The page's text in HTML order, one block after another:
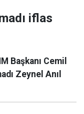
iflas
Başkanı Cemil
Zeynel Anıl